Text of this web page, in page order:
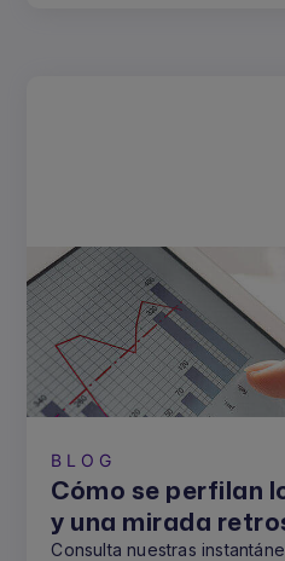
BLOG
Cómo se perfilan
y una mirada
Consulta nuestras